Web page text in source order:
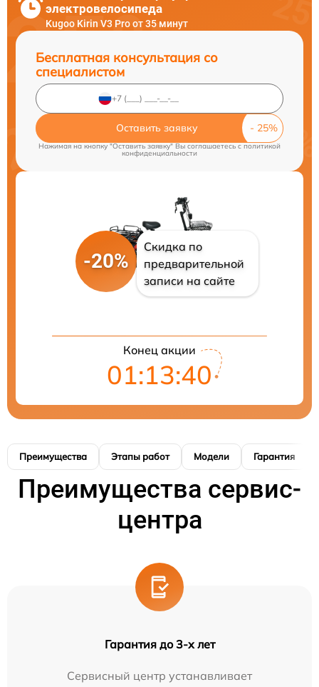
электровелосипеда
Kugoo Kirin V3 Pro от 35 минут
Бесплатная консультация со
специалистом
Оставить заявку
Нажимая на кнопку "Оставить заявку" Вы соглашаетесь cполитикой
конфиденциальности
-20%
Скидка по
предварительной
записи на сайте
Конец акции
01:13:39
Преимущества Этапы работ Модели Гарантия
Преимущества сервис-
центра
Гарантия до 3-х лет
Сервисный центр устанавливает